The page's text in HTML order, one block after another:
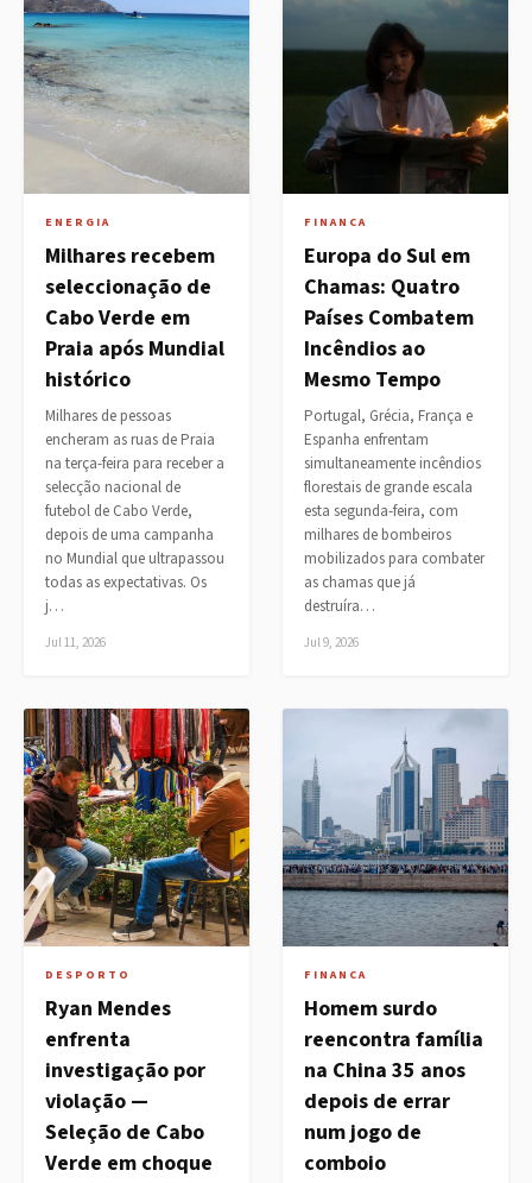
ENERGIA
Milhares recebem
seleccionação de
Cabo Verde em
Praia após Mundial
histórico
Milhares de pessoas
encheram as ruas de Praia
na terça-feira para receber a
selecção nacional de
futebol de Cabo Verde,
depois de uma campanha
no Mundial que ultrapassou
todas as expectativas. Os
j…
Jul 11, 2026
FINANCA
Europa do Sul em
Chamas: Quatro
Países Combatem
Incêndios ao
Mesmo Tempo
Portugal, Grécia, França e
Espanha enfrentam
simultaneamente incêndios
florestais de grande escala
esta segunda-feira, com
milhares de bombeiros
mobilizados para combater
as chamas que já
destruíra…
Jul 9, 2026
DESPORTO
Ryan Mendes
enfrenta
investigação por
violação —
Seleção de Cabo
Verde em choque
FINANCA
Homem surdo
reencontra família
na China 35 anos
depois de errar
num jogo de
comboio